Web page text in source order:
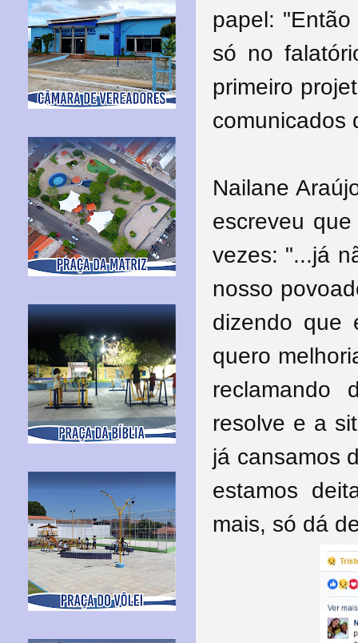
papel:
só no
primeiro
comunicados
Nailane
escreveu
vezes: "...já
nosso
dizendo
quero
resolve e a
já cansamos
estamos
mais, só dá